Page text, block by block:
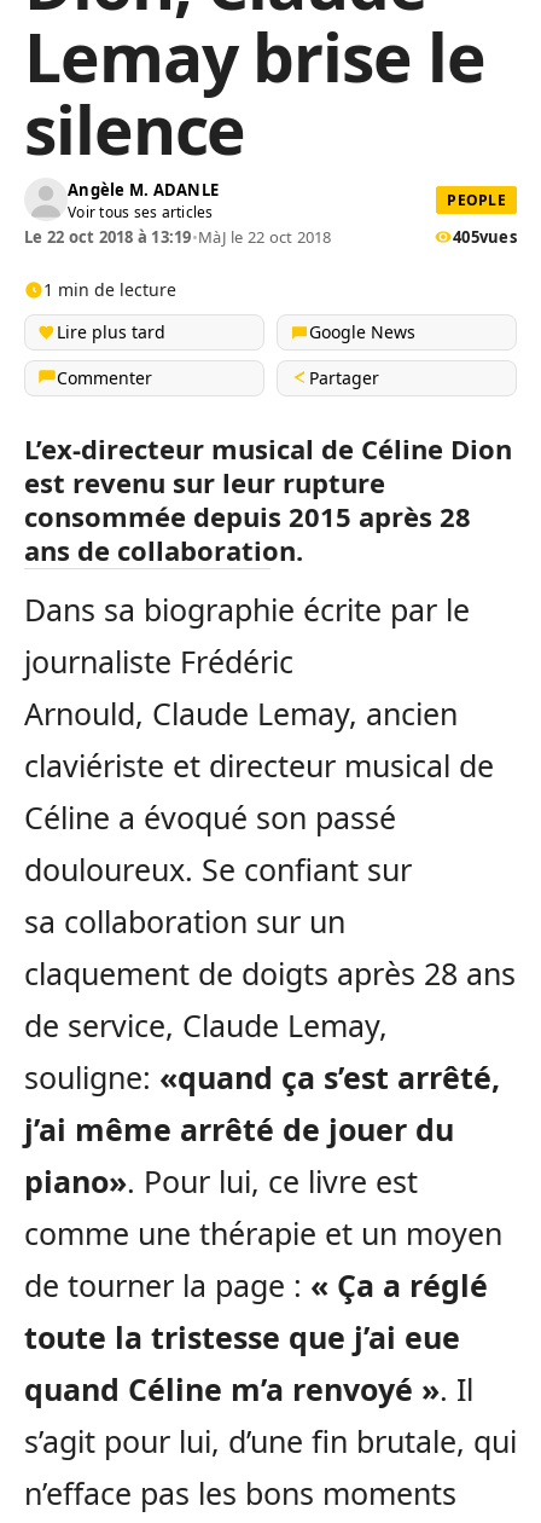
Lemay brise le
silence
Angèle M. ADANLE
Voir tous ses articles
PEOPLE
Le 22 oct 2018 à 13:19•MàJ le 22 oct 2018 405vues
1 min de lecture
Lire plus tard
Google News
Commenter
Partager
L’ex-directeur musical de Céline Dion
est revenu sur leur rupture
consommée depuis 2015 après 28
ans de collaboration.
Dans sa biographie écrite par le
journaliste Frédéric
Arnould, Claude Lemay, ancien
claviériste et directeur musical de
Céline a évoqué son passé
douloureux. Se confiant sur
sa collaboration sur un
claquement de doigts après 28 ans
de service, Claude Lemay,
souligne: «quand ça s’est arrêté,
j’ai même arrêté de jouer du
piano». Pour lui, ce livre est
comme une thérapie et un moyen
de tourner la page : « Ça a réglé
toute la tristesse que j’ai eue
quand Céline m’a renvoyé ». Il
s’agit pour lui, d’une fin brutale, qui
n’efface pas les bons moments